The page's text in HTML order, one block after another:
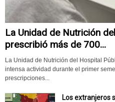
La Unidad de Nutrición
prescribió más de 700...
La Unidad de Nutrición del Hospital
intensa actividad durante el primer
prescripciones...
Los extranjeros